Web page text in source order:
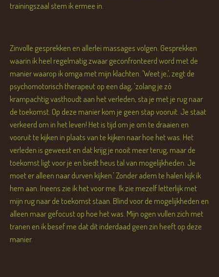
trainingszaal stem ik ermee in.
Zinvolle gesprekken en allerlei massages volgen. Gesprekken
waarin ik heel regelmatig zwaar geconfronteerd word met de
manier waarop ik omga met mijn klachten. 'Weet je,', zegt de
psychomotorisch therapeut op een dag, 'zolang je zó
krampachtig vasthoudt aan het verleden, sta je met je rug naar
de toekomst. Op deze manier kom je geen stap vooruit. Je staat
verkeerd om in het leven! Het is tijd om je om te draaien en
vooruit te kijken in plaats van te kijken naar hoe het was. Het
verleden is geweest en dat krijg je nooit meer terug, maar de
toekomst ligt voor je en biedt heus tal van mogelijkheden. Je
moet er alleen naar durven kijken.' Zonder adem te halen kijk ik
hem aan. Ineens zie ik het voor me. Ik zie mezelf letterlijk met
mijn rug naar de toekomst staan. Blind voor de mogelijkheden en
alleen maar gefocust op hoe het was. Mijn ogen vullen zich met
tranen en ik besef me dat dit inderdaad geen zin heeft op deze
manier.